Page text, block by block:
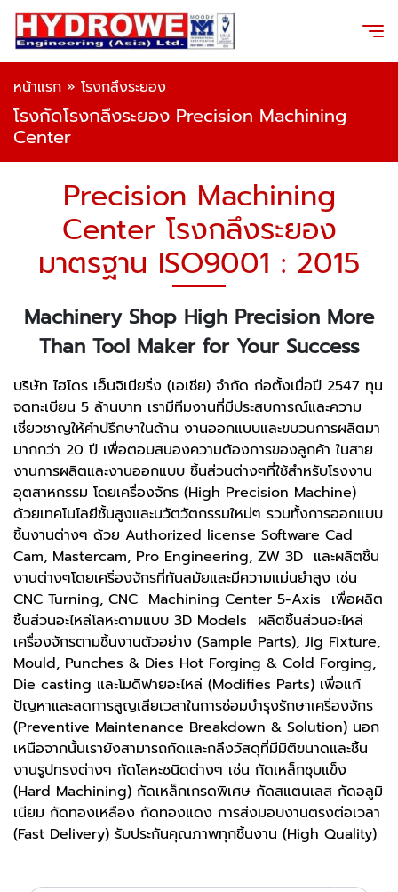
หน้าแรก » โรงกลึงระยอง
โรงกัดโรงกลึงระยอง Precision Machining
Center
Precision Machining
Center โรงกลึงระยอง
มาตรฐาน ISO9001 : 2015
Machinery Shop High Precision More
Than Tool Maker for Your Success
บริษัท ไฮโดร เอ็นจิเนียริ่ง (เอเชีย) จำกัด ก่อตั้งเมื่อปี 2547 ทุน
จดทะเบียน 5 ล้านบาท เรามีทีมงานที่มีประสบการณ์และความ
เชี่ยวชาญให้คำปรึกษาในด้าน งานออกแบบและขบวนการผลิตมา
มากกว่า 20 ปี เพื่อตอบสนองความต้องการของลูกค้า ในสาย
งานการผลิตและงานออกแบบ ชิ้นส่วนต่างๆที่ใช้สำหรับโรงงาน
อุตสาหกรรม โดยเครื่องจักร (High Precision Machine)
ด้วยเทคโนโลยีชั้นสูงและนวัตวัตกรรมใหม่ๆ รวมทั้งการออกแบบ
ชิ้นงานต่างๆ ด้วย Authorized license Software Cad
Cam, Mastercam, Pro Engineering, ZW 3D และผลิตชิ้น
งานต่างๆโดยเคริ่องจักรที่ทันสมัยและมีความแม่นยำสูง เช่น
CNC Turning, CNC Machining Center 5-Axis เพื่อผลิต
ชิ้นส่วนอะไหล่โลหะตามแบบ 3D Models ผลิตชิ้นส่วนอะไหล่
เครื่องจักรตามชิ้นงานตัวอย่าง (Sample Parts), Jig Fixture,
Mould, Punches & Dies Hot Forging & Cold Forging,
Die casting และโมดิฟายอะไหล่ (Modifies Parts) เพื่อแก้
ปัญหาและลดการสูญเสียเวลาในการซ่อมบำรุงรักษาเคริ่องจักร
(Preventive Maintenance Breakdown & Solution) นอก
เหนือจากนั้นเรายังสามารถกัดและกลึงวัสดุที่มีมิติขนาดและชิ้น
งานรูปทรงต่างๆ กัดโลหะชนิดต่างๆ เช่น กัดเหล็กชุบแข็ง
(Hard Machining) กัดเหล็กเกรดพิเศษ กัดสแตนเลส กัดอลูมิ
เนียม กัดทองเหลือง กัดทองแดง การส่งมอบงานตรงต่อเวลา
(Fast Delivery) รับประกันคุณภาพทุกชิ้นงาน (High Quality)